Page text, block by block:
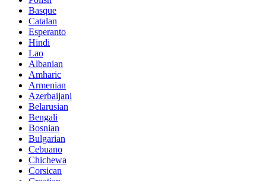
Basque
Catalan
Esperanto
Hindi
Lao
Albanian
Amharic
Armenian
Azerbaijani
Belarusian
Bengali
Bosnian
Bulgarian
Cebuano
Chichewa
Corsican